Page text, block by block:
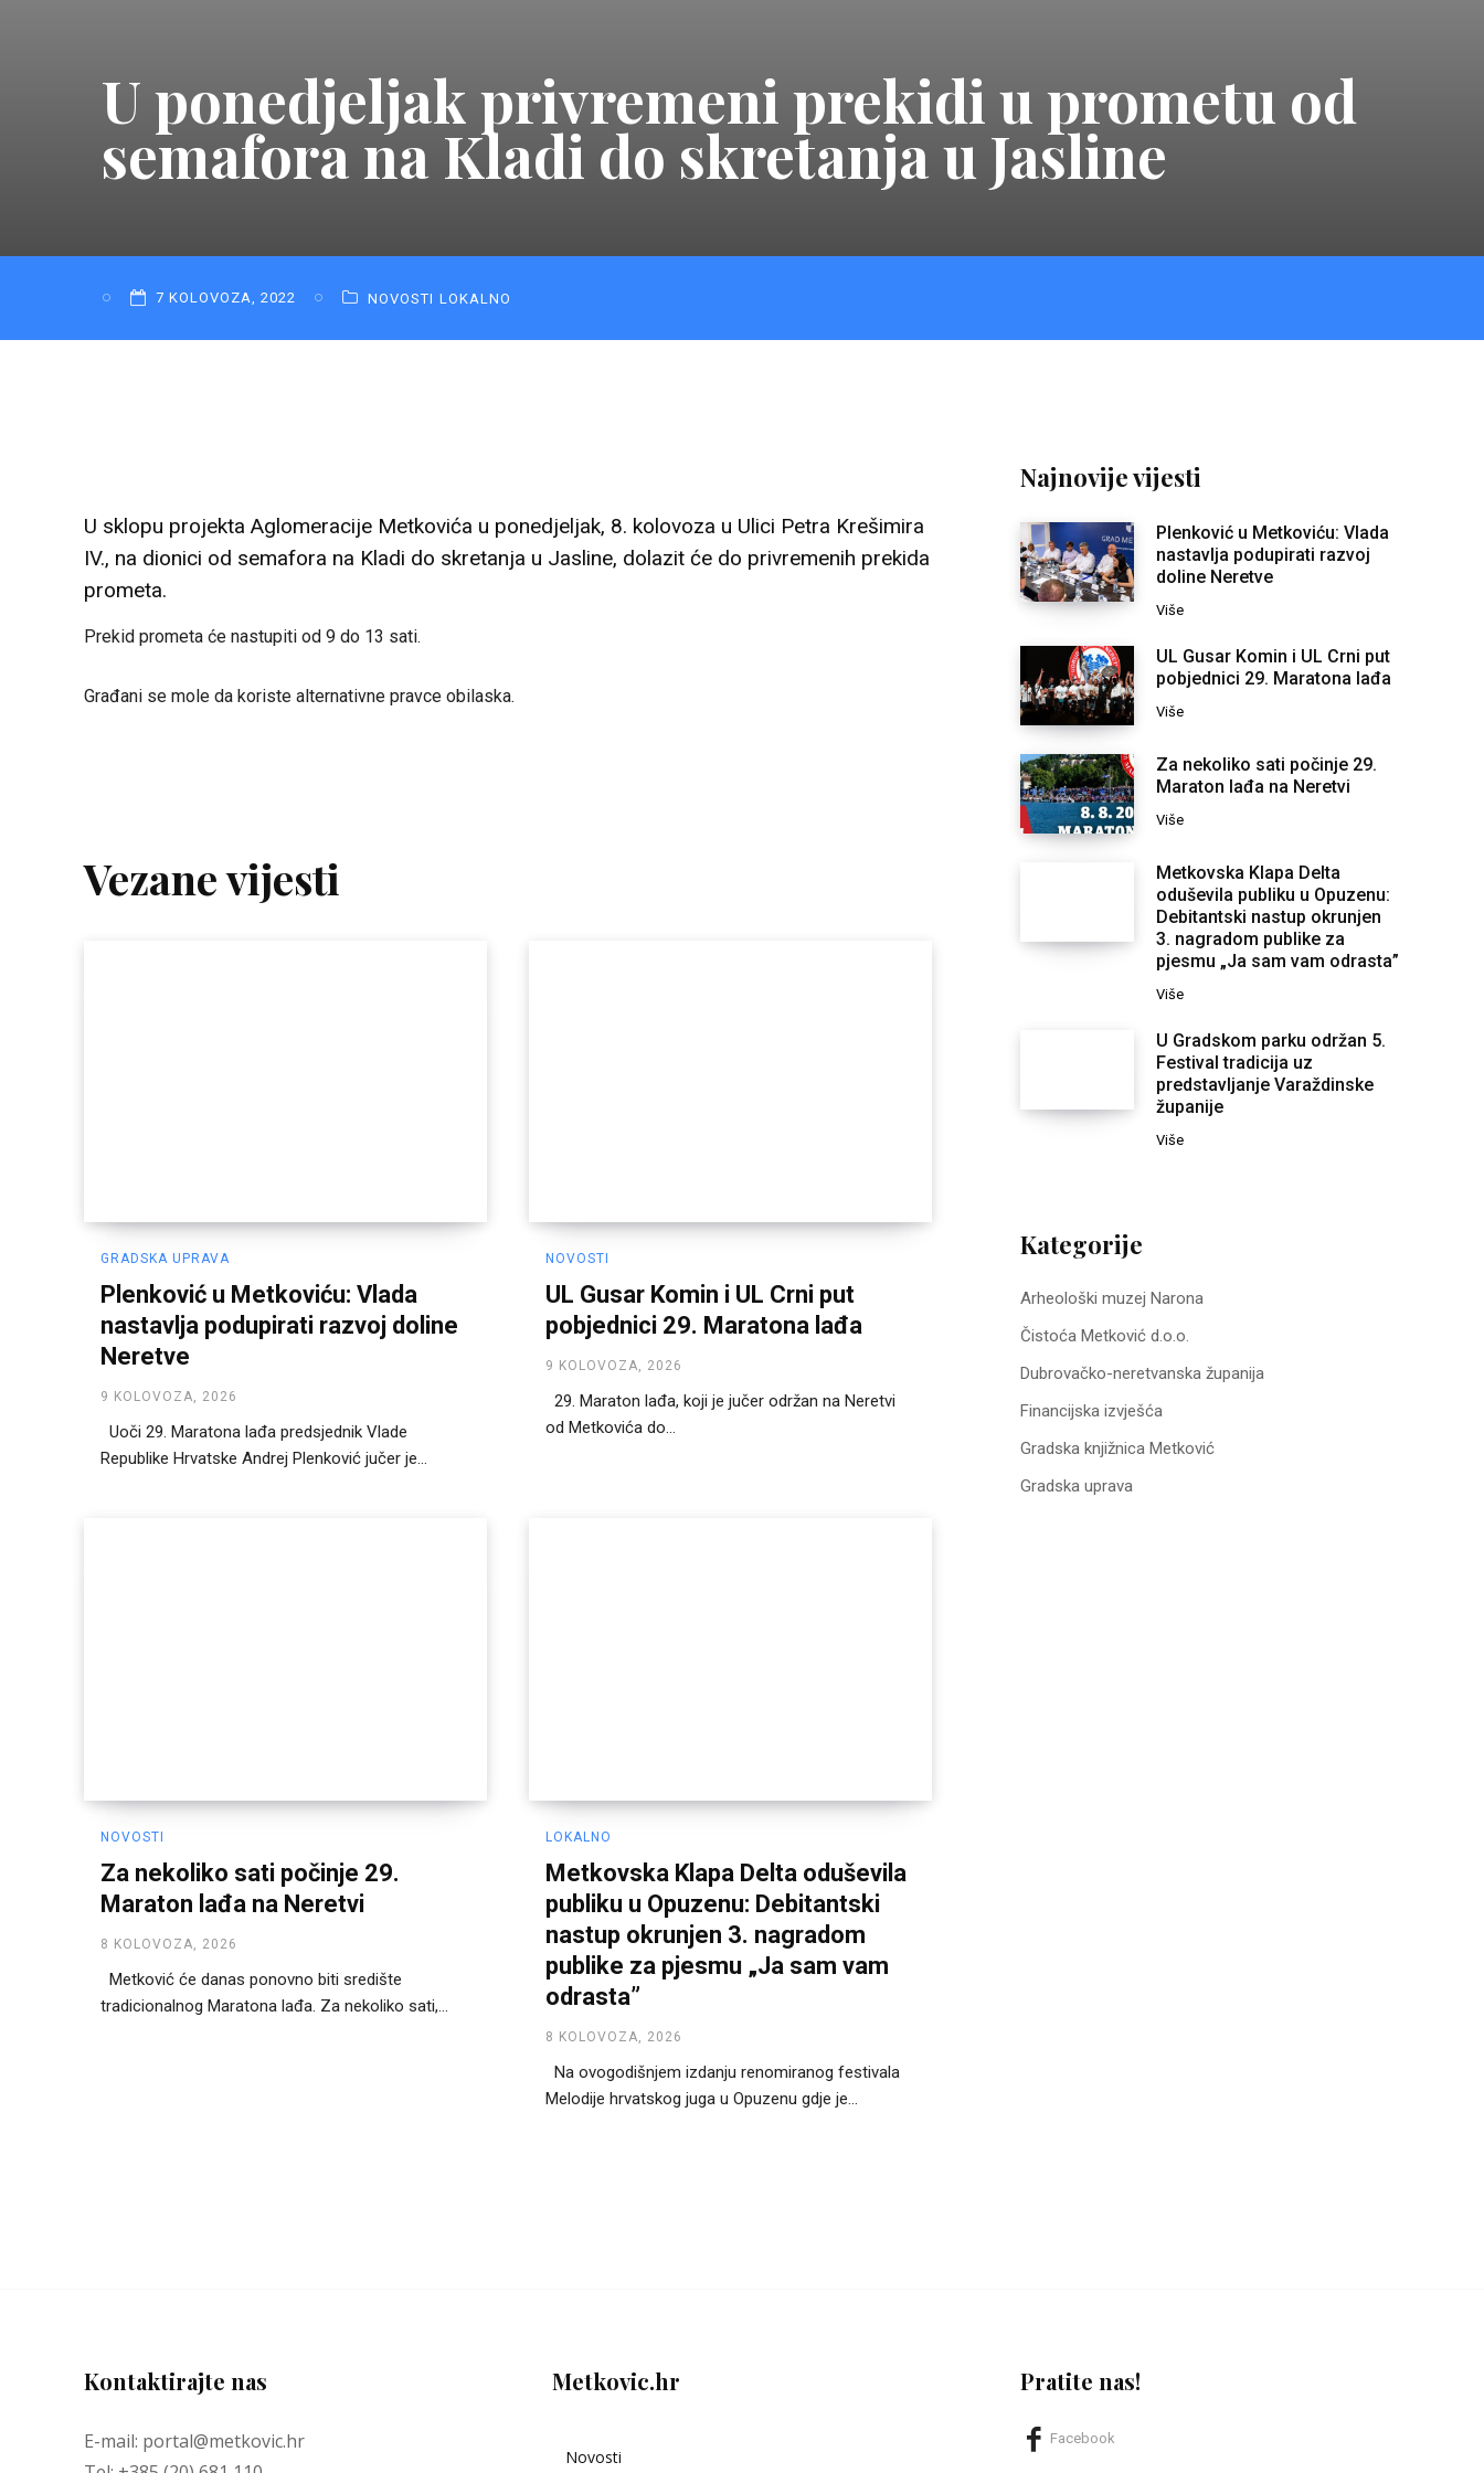
U ponedjeljak privremeni prekidi u prometu od
semafora na Kladi do skretanja u Jasline
7 KOLOVOZA, 2022 NOVOSTI LOKALNO
U sklopu projekta Aglomeracije Metkovića u ponedjeljak, 8. kolovoza u Ulici Petra Krešimira
IV., na dionici od semafora na Kladi do skretanja u Jasline, dolazit će do privremenih prekida
prometa.
Prekid prometa će nastupiti od 9 do 13 sati.
Građani se mole da koriste alternativne pravce obilaska.
Vezane vijesti
GRADSKA UPRAVA
Plenković u Metkoviću: Vlada
nastavlja podupirati razvoj doline
Neretve
9 KOLOVOZA, 2026
Uoči 29. Maratona lađa predsjednik Vlade
Republike Hrvatske Andrej Plenković jučer je...
NOVOSTI
UL Gusar Komin i UL Crni put
pobjednici 29. Maratona lađa
9 KOLOVOZA, 2026
od Metkovića do...
NOVOSTI
Za nekoliko sati počinje 29.
Maraton lađa na Neretvi
8 KOLOVOZA, 2026
Metković će danas ponovno biti središte
tradicionalnog Maratona lađa. Za nekoliko sati,...
LOKALNO
Metkovska Klapa Delta oduševila
publiku u Opuzenu: Debitantski
nastup okrunjen 3. nagradom
publike za pjesmu „Ja sam vam
odrasta”
8 KOLOVOZA, 2026
Melodije hrvatskog juga u Opuzenu gdje je...
Najnovije vijesti
Plenković u Metkoviću: Vlada
nastavlja podupirati razvoj
doline Neretve
Više
UL Gusar Komin i UL Crni put
pobjednici 29. Maratona lađa
Više
Za nekoliko sati počinje 29.
Maraton lađa na Neretvi
Više
Metkovska Klapa Delta
oduševila publiku u Opuzenu:
Debitantski nastup okrunjen
3. nagradom publike za
pjesmu „Ja sam vam odrasta”
Više
U Gradskom parku održan 5.
Festival tradicija uz
predstavljanje Varaždinske
županije
Više
Kategorije
Arheološki muzej Narona
Čistoća Metković d.o.o.
Dubrovačko-neretvanska županija
Financijska izvješća
Gradska knjižnica Metković
Gradska uprava
Kontaktirajte nas
E-mail: portal@metkovic.hr
Metkovic.hr
Novosti
Pratite nas!
Facebook